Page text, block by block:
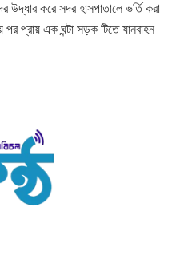
করে সদর হাসপাতালে ভর্তি করা
পর প্রায় এক ঘন্টা সড়ক টিতে যানবাহন